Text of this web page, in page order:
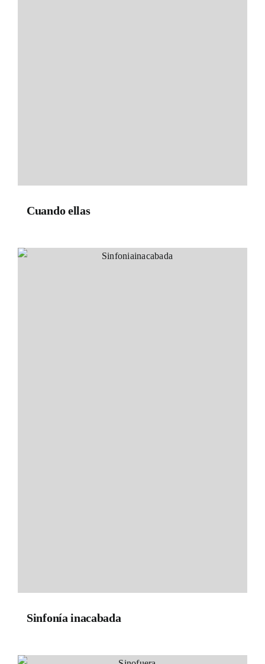
Cuando ellas
Sinfonía inacabada